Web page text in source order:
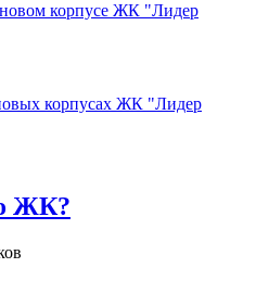
корпусе ЖК "Лидер
корпусах ЖК "Лидер
ЖК?